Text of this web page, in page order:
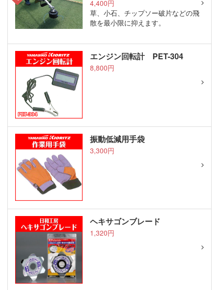
4,400円
草、小石、チップソー破片などの飛
散を最小限に抑えます。
エンジン回転計 PET-304
8,800円
振動低減用手袋
3,300円
ヘキサゴンブレード
1,320円